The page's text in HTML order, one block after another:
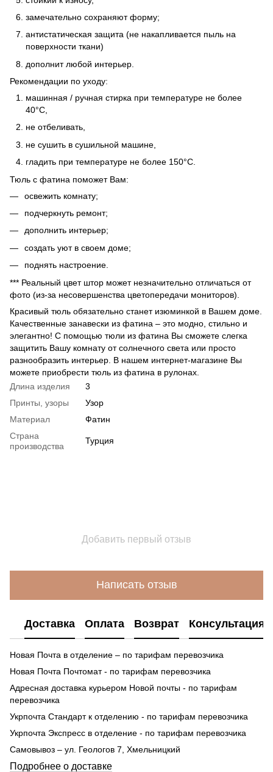
замечательно сохраняют форму;
антистатическая защита (не накапливается пыль на
поверхности ткани)
дополнит любой интерьер.
Рекомендации по уходу:
машинная / ручная стирка при температуре не более
40°C,
не отбеливать,
не сушить в сушильной машине,
гладить при температуре не более 150°C.
Тюль с фатина поможет Вам:
освежить комнату;
подчеркнуть ремонт;
дополнить интерьер;
создать уют в своем доме;
поднять настроение.
*** Реальный цвет штор может незначительно отличаться от
фото (из-за несовершенства цветопередачи мониторов).
Красивый тюль обязательно станет изюминкой в Вашем доме.
Качественные занавески из фатина – это модно, стильно и
элегантно! С помощью тюли из фатина Вы сможете слегка
защитить Вашу комнату от солнечного света или просто
разнообразить интерьер. В нашем интернет-магазине Вы
можете приобрести тюль из фатина в рулонах.
Длина изделия
3
Принты, узоры
Узор
Материал
Фатин
Страна
производства
Турция
Добавить первый отзыв
Написать отзыв
Доставка Оплата Возврат Консультация
Новая Почта в отделение – по тарифам перевозчика
Новая Почта Почтомат - по тарифам перевозчика
Адресная доставка курьером Новой почты - по тарифам
перевозчика
Укрпочта Стандарт к отделению - по тарифам перевозчика
Укрпочта Экспресс в отделение - по тарифам перевозчика
Самовывоз – ул. Геологов 7, Хмельницкий
Подробнее о доставке